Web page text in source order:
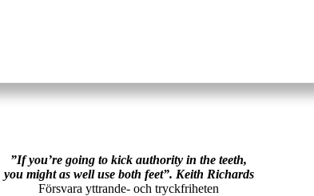
”If you’re going to kick authority in the teeth,
you might as well use both feet”. Keith Richards
Försvara yttrande- och tryckfriheten